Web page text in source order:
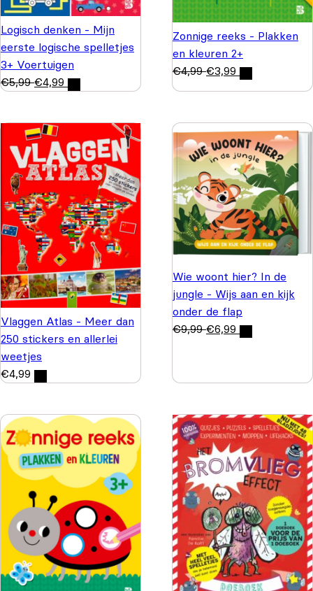
Logisch denken - Mijn
eerste logische spelletjes
3+ Voertuigen
€5,99 €4,99
Zonnige reeks - Plakken
en kleuren 2+
€4,99 €3,99
Vlaggen Atlas - Meer dan
250 stickers en allerlei
weetjes
€4,99
Wie woont hier? In de
jungle - Wijs aan en kijk
onder de flap
€9,99 €6,99